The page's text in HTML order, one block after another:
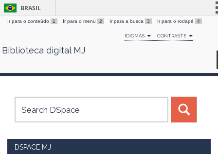
Skip
BRASIL
Simplifique!
Comunica BR
Canais
Ir para o conteúdo 1 Ir para o menu 2 Ir para a busca 3 Ir para o rodapé 4
IDIOMAS CONTRASTE
Biblioteca digital MJ
DSPACE MJ